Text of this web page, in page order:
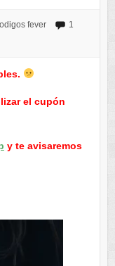
fever
1
el cupón
y te avisaremos